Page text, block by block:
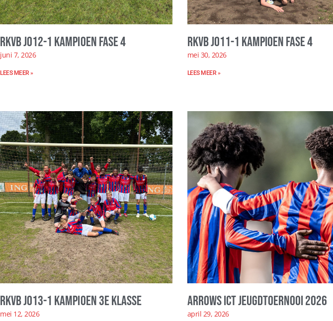
RKVB JO12-1 kampioen fase 4
juni 7, 2026
LEES MEER »
RKVB JO11-1 kampioen fase 4
mei 30, 2026
LEES MEER »
RKVB JO13-1 kampioen 3e klasse
mei 12, 2026
Arrows ICT Jeugdtoernooi 2026
april 29, 2026